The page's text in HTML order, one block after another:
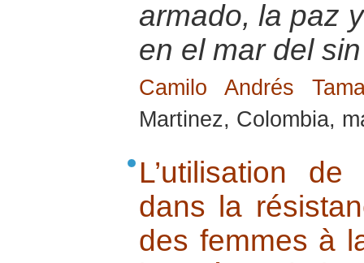
armado, la paz
en el mar del
Camilo Andrés
Martinez, Colombia,
L’utilisation
dans la
des femmes à